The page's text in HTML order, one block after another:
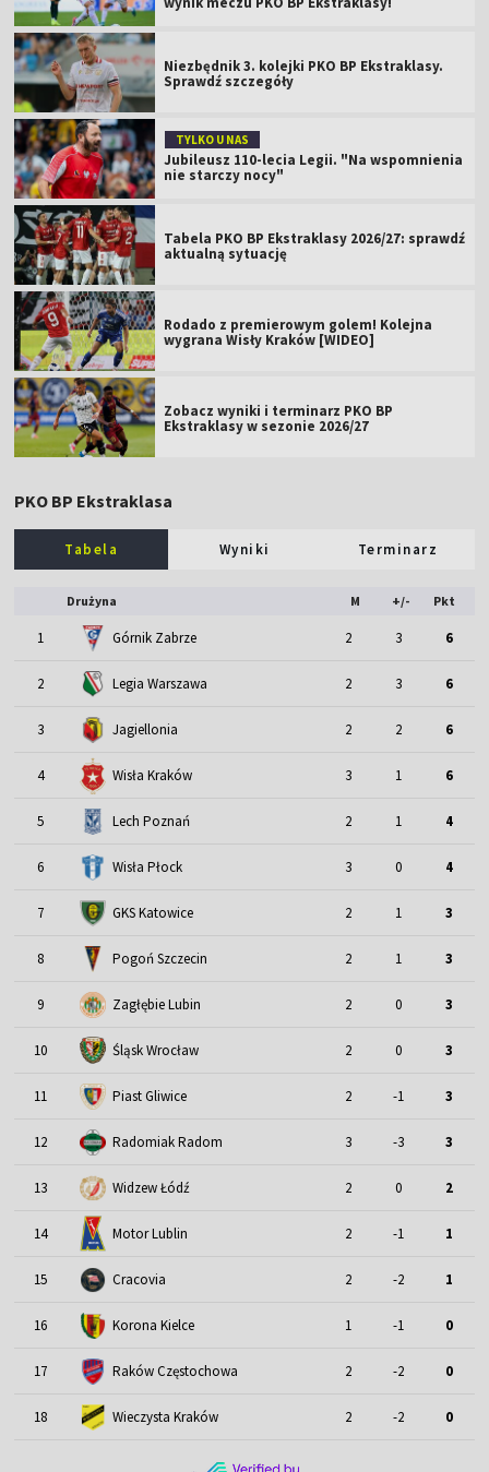
Niezbędnik 3. kolejki PKO BP Ekstraklasy.
Sprawdź szczegóły
TYLKO U NAS
Jubileusz 110-lecia Legii. "Na wspomnienia
nie starczy nocy"
Tabela PKO BP Ekstraklasy 2026/27: sprawdź
aktualną sytuację
Rodado z premierowym golem! Kolejna
wygrana Wisły Kraków [WIDEO]
Zobacz wyniki i terminarz PKO BP
Ekstraklasy w sezonie 2026/27
PKO BP Ekstraklasa
Tabela Wyniki Terminarz
Drużyna M +/- Pkt
1 Górnik Zabrze 2 3 6
2 Legia Warszawa 2 3 6
3 Jagiellonia 2 2 6
4 Wisła Kraków 3 1 6
5 Lech Poznań 2 1 4
6 Wisła Płock 3 0 4
7 GKS Katowice 2 1 3
8 Pogoń Szczecin 2 1 3
9 Zagłębie Lubin 2 0 3
10 Śląsk Wrocław 2 0 3
11 Piast Gliwice 2 -1 3
12 Radomiak Radom 3 -3 3
13 Widzew Łódź 2 0 2
14 Motor Lublin 2 -1 1
15 Cracovia 2 -2 1
16 Korona Kielce 1 -1 0
17 Raków Częstochowa 2 -2 0
18 Wieczysta Kraków 2 -2 0